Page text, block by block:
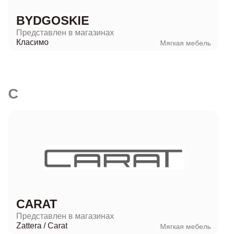
BYDGOSKIE
Представлен в магазинах
Класимо
Мягкая мебель
C
CARAT
Представлен в магазинах
Zattera /Carat Мягкая мебель